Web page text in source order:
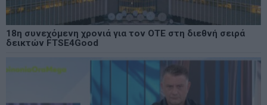
18η συνεχόμενη χρονιά για τον ΟΤΕ στη διεθνή σειρά
δεικτών FTSE4Good